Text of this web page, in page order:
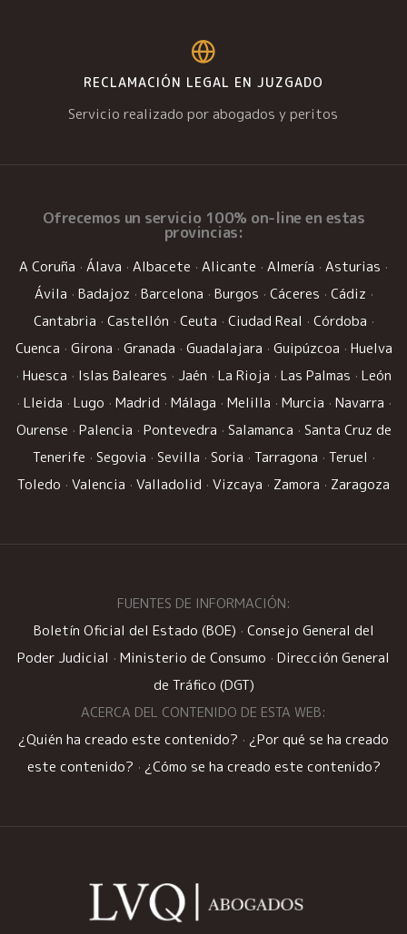
RECLAMACIÓN LEGAL EN JUZGADO
Servicio realizado por abogados y peritos
Ofrecemos un servicio 100% on-line en estas
provincias:
A Coruña · Álava · Albacete · Alicante · Almería · Asturias ·
Ávila · Badajoz · Barcelona · Burgos · Cáceres · Cádiz ·
Cantabria · Castellón · Ceuta · Ciudad Real · Córdoba ·
Cuenca · Girona · Granada · Guadalajara · Guipúzcoa · Huelva
· Huesca · Islas Baleares · Jaén · La Rioja · Las Palmas · León
· Lleida · Lugo · Madrid · Málaga · Melilla · Murcia · Navarra ·
Ourense · Palencia · Pontevedra · Salamanca · Santa Cruz de
Tenerife · Segovia · Sevilla · Soria · Tarragona · Teruel ·
Toledo · Valencia · Valladolid · Vizcaya · Zamora · Zaragoza
FUENTES DE INFORMACIÓN:
Boletín Oficial del Estado (BOE) · Consejo General del
Poder Judicial · Ministerio de Consumo · Dirección General
de Tráfico (DGT)
ACERCA DEL CONTENIDO DE ESTA WEB:
¿Quién ha creado este contenido? · ¿Por qué se ha creado
este contenido? · ¿Cómo se ha creado este contenido?